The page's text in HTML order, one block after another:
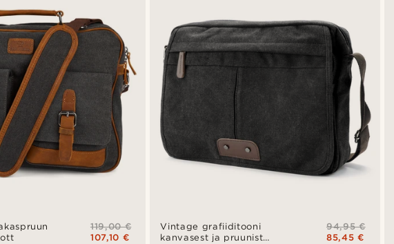
119,00 €
107,10 €
Vintage grafiiditooni
kanvasest ja pruunist
94,95 €
85,45 €